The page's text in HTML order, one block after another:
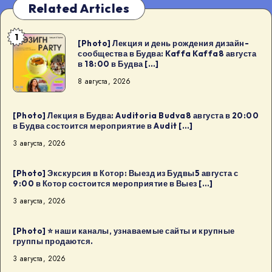
Related Articles
[Photo]
Лекция
день
дизайн-
сообщества
в
Kaffa
августа
18:00
в
1
[Photo] Лекция и день рождения дизайн-
сообщества в Будва: Kaffa Kaffa8 августа
в 18:00 в Будва […]
8 августа, 2026
[Photo] Лекция в Будва: Auditoria Budva8 августа в 20:00
в Будва состоится мероприятие в Audit […]
3 августа, 2026
[Photo] Экскурсия в Котор: Выезд из Будвы5 августа с
9:00 в Котор состоится мероприятие в Выез […]
3 августа, 2026
[Photo] ⭐️ наши каналы, узнаваемые сайты и крупные
группы продаются.
3 августа, 2026